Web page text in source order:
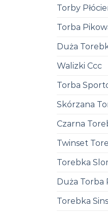
Torby
Torba
Duża
Walizki Ccc
Torba
Skórzana
Czarna
Twinset
Torebka
Duża Torba
Torebka